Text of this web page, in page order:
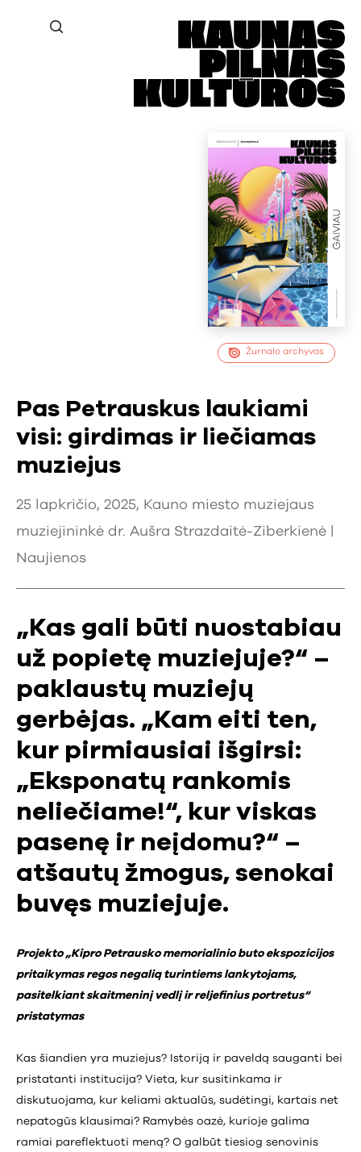
Žurnalo archyvas
Pas Petrauskus laukiami
visi: girdimas ir liečiamas
muziejus
25 lapkričio, 2025, Kauno miesto muziejaus
muziejininkė dr. Aušra Strazdaitė-Ziberkienė |
Naujienos
„Kas gali būti nuostabiau
už popietę muziejuje?“ –
paklaustų muziejų
gerbėjas. „Kam eiti ten,
kur pirmiausiai išgirsi:
„Eksponatų rankomis
neliečiame!“, kur viskas
pasenę ir neįdomu?“ –
atšautų žmogus, senokai
buvęs muziejuje.
Projekto „Kipro Petrausko memorialinio buto ekspozicijos
pritaikymas regos negalią turintiems lankytojams,
pasitelkiant skaitmeninį vedlį ir reljefinius portretus“
pristatymas
Kas šiandien yra muziejus? Istoriją ir paveldą sauganti bei
pristatanti institucija? Vieta, kur susitinkama ir
diskutuojama, kur keliami aktualūs, sudėtingi, kartais net
nepatogūs klausimai? Ramybės oazė, kurioje galima
ramiai pareflektuoti meną? O galbūt tiesiog senovinis